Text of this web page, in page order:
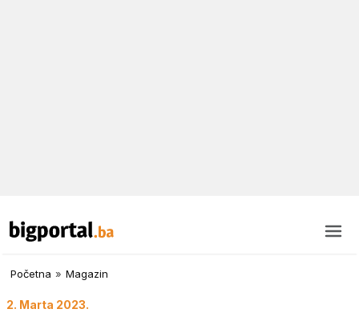
Početna » Magazin
2. Marta 2023.